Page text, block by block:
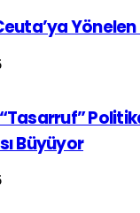
Büyüyor